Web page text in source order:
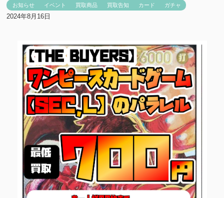
お知らせ イベント 買取商品 買取告知 カード ガチャ
2024年8月16日